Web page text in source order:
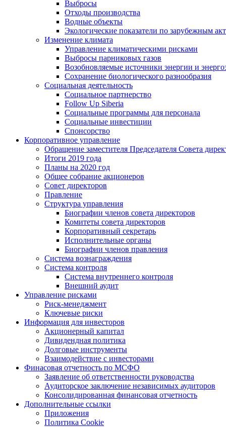
Выбросы
Отходы производства
Водные объекты
Экологические показатели по зарубежным
Изменение климата
Управление климатическими рисками
Выбросы парниковых газов
Возобновляемые источники энергии и
Сохранение биологического разнообразия
Социальная деятельность
Социальное партнерство
Follow Up Siberia
Социальные программы для персонала
Социальные инвестиции
Спонсорство
Корпоративное управление
Обращение заместителя Председателя Совета
Итоги 2019 года
Планы на 2020 год
Общее собрание акционеров
Совет директоров
Правление
Структура управления
Биографии членов совета директоров
Комитеты совета директоров
Корпоративный секретарь
Исполнительные органы
Биографии членов правления
Система вознаграждения
Система контроля
Система внутреннего контроля
Внешний аудит
Управление рисками
Риск-менеджмент
Ключевые риски
Информация для инвесторов
Акционерный капитал
Дивидендная политика
Долговые инструменты
Взаимодействие с инвеcторами
Финасовая отчетность по МСФО
Заявление об ответственности руководства
Аудиторское заключение независимых аудиторов
Консолидированная финансовая отчетность
Дополнительные ссылки
Приложения
Политика Cookie